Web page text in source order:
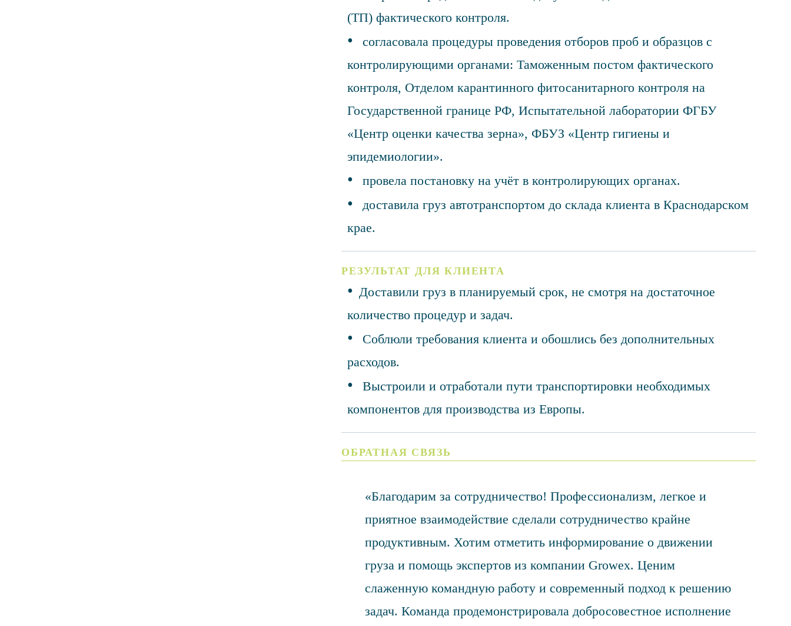
(ТП) фактического контроля.
согласовала процедуры проведения отборов проб и образцов с
контролирующими органами: Таможенным постом фактического
контроля, Отделом карантинного фитосанитарного контроля на
Государственной границе РФ, Испытательной лаборатории ФГБУ
«Центр оценки качества зерна», ФБУЗ «Центр гигиены и
эпидемиологии».
провела постановку на учёт в контролирующих органах.
доставила груз автотранспортом до склада клиента в Краснодарском
крае.
РЕЗУЛЬТАТ ДЛЯ КЛИЕНТА
Доставили груз в планируемый срок, не смотря на достаточное
количество процедур и задач.
Соблюли требования клиента и обошлись без дополнительных
расходов.
Выстроили и отработали пути транспортировки необходимых
компонентов для производства из Европы.
ОБРАТНАЯ СВЯЗЬ
«Благодарим за сотрудничество! Профессионализм, легкое и
приятное взаимодействие сделали сотрудничество крайне
продуктивным. Хотим отметить информирование о движении
груза и помощь экспертов из компании Growex. Ценим
слаженную командную работу и современный подход к решению
задач. Команда продемонстрировала добросовестное исполнение